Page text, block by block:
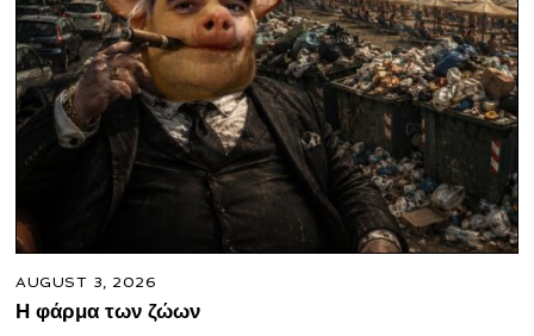
AUGUST 3, 2026
Η φάρμα των ζώων